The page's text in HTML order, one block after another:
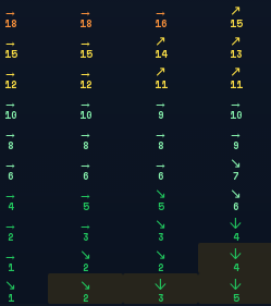
→
18
→
18
→
16
↗
15
→
15
→
15
↗
14
↗
13
→
12
→
12
↗
11
↗
11
→
10
→
10
→
9
→
10
→
8
→
8
→
8
→
9
→
6
→
6
→
6
↘
7
→
4
→
5
↘
5
↘
6
→
2
→
3
↘
3
↓
4
→
1
↘
2
↘
2
↓
4
↘
1
↘
2
↓
3
↓
5